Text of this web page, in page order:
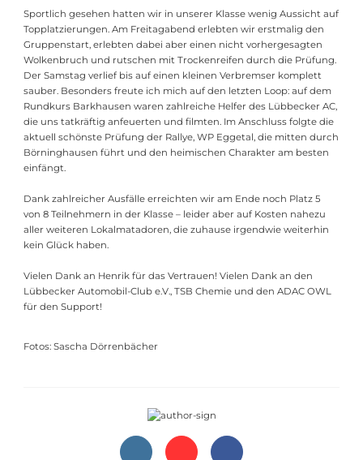
Sportlich gesehen hatten wir in unserer Klasse wenig Aussicht auf
Topplatzierungen. Am Freitagabend erlebten wir erstmalig den
Gruppenstart, erlebten dabei aber einen nicht vorhergesagten
Wolkenbruch und rutschen mit Trockenreifen durch die Prüfung.
Der Samstag verlief bis auf einen kleinen Verbremser komplett
sauber. Besonders freute ich mich auf den letzten Loop: auf dem
Rundkurs Barkhausen waren zahlreiche Helfer des Lübbecker AC,
die uns tatkräftig anfeuerten und filmten. Im Anschluss folgte die
aktuell schönste Prüfung der Rallye, WP Eggetal, die mitten durch
Börninghausen führt und den heimischen Charakter am besten
einfängt.
Dank zahlreicher Ausfälle erreichten wir am Ende noch Platz 5
von 8 Teilnehmern in der Klasse – leider aber auf Kosten nahezu
aller weiteren Lokalmatadoren, die zuhause irgendwie weiterhin
kein Glück haben.
Vielen Dank an Henrik für das Vertrauen! Vielen Dank an den
Lübbecker Automobil-Club e.V., TSB Chemie und den ADAC OWL
für den Support!
Fotos: Sascha Dörrenbächer